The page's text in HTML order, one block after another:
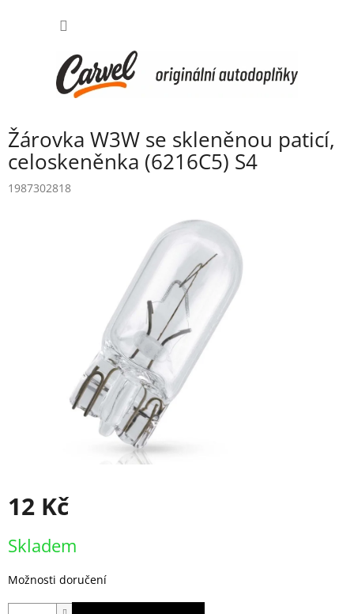
Žárovka W3W se skleněnou paticí,
celoskeněnka (6216C5) S4
1987302818
12 Kč
cena:
Skladem
Možnosti doručení